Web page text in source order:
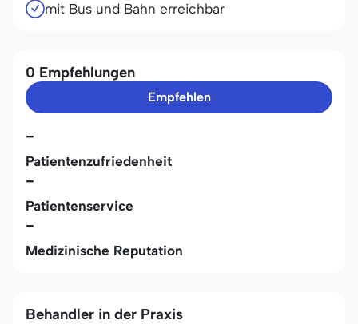
mit Bus und Bahn erreichbar
0 Empfehlungen
Empfehlen
-
Patientenzufriedenheit
-
Patientenservice
-
Medizinische Reputation
Behandler in der Praxis